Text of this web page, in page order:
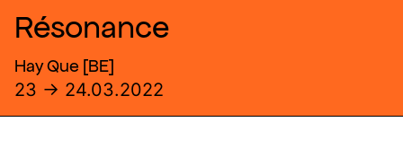
Résonance
Hay Que [BE]
23 → 24.03.2022